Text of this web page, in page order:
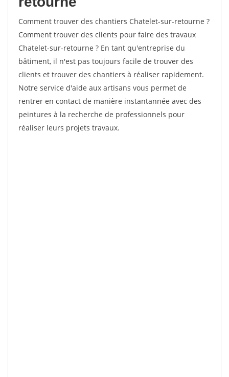
Comment trouver des chantiers Chatelet-sur-retourne ?
Comment trouver des clients pour faire des travaux
Chatelet-sur-retourne ? En tant qu'entreprise du
bâtiment, il n'est pas toujours facile de trouver des
clients et trouver des chantiers à réaliser rapidement.
Notre service d'aide aux artisans vous permet de
rentrer en contact de manière instantannée avec des
peintures à la recherche de professionnels pour
réaliser leurs projets travaux.